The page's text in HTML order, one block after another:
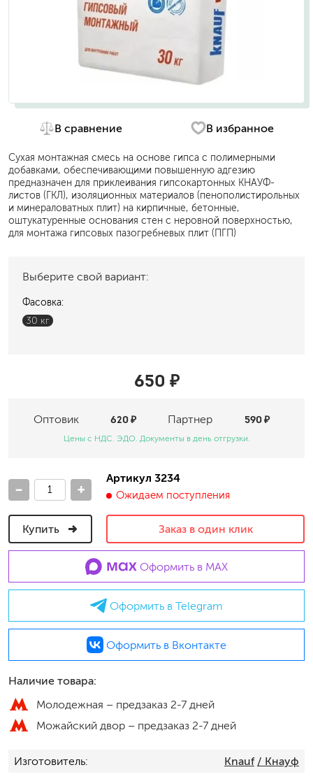
В сравнение В избранное
Сухая монтажная смесь на основе гипса с полимерными
добавками, обеспечивающими повышенную адгезию
предназначен для приклеивания гипсокартонных КНАУФ-
листов (ГКЛ), изоляционных материалов (пенополистирольных
и минераловатных плит) на кирпичные, бетонные,
оштукатуренные основания стен с неровной поверхностью,
для монтажа гипсовых пазогребневых плит (ПГП)
Выберите свой вариант:
Фасовка:
30 кг
650 ₽
Оптовик Партнер
620 ₽ 590 ₽
Цены с НДС. ЭДО. Документы в день отгрузки.
- +
Артикул 3234
Ожидаем поступления
Купить Заказ в один клик
Оформить в MAX
Оформить в Telegram
Оформить в Вконтакте
Наличие товара:
Молодежная – предзаказ 2-7 дней
Можайский двор – предзаказ 2-7 дней
Изготовитель Knauf / Кнауф